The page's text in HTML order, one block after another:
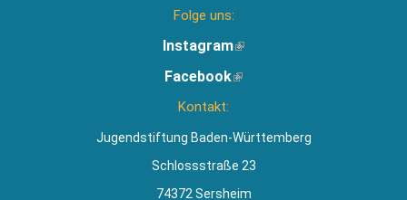
Folge uns:
Instagram(Link
extern)
Facebook(Link
Kontakt:
Jugendstiftung Baden-Württemberg
Schlossstraße 23
74372 Sersheim